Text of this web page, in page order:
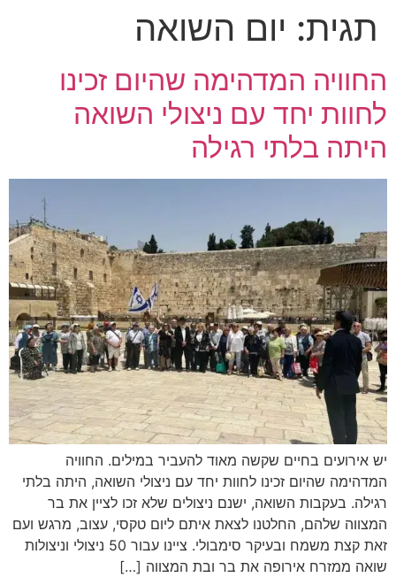
תגית: יום השואה
החוויה המדהימה שהיום זכינו
לחוות יחד עם ניצולי השואה
היתה בלתי רגילה
יש אירועים בחיים שקשה מאוד להעביר במילים. החוויה
המדהימה שהיום זכינו לחוות יחד עם ניצולי השואה, היתה בלתי
רגילה. בעקבות השואה, ישנם ניצולים שלא זכו לציין את בר
המצווה שלהם, החלטנו לצאת איתם ליום טקסי, עצוב, מרגש ועם
זאת קצת משמח ובעיקר סימבולי. ציינו עבור 50 ניצולי וניצולות
שואה ממזרח אירופה את בר ובת המצווה […]